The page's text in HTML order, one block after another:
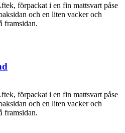
förpackat i en fin mattsvart påse
och en liten vacker och
framsidan.
förpackat i en fin mattsvart påse
och en liten vacker och
framsidan.